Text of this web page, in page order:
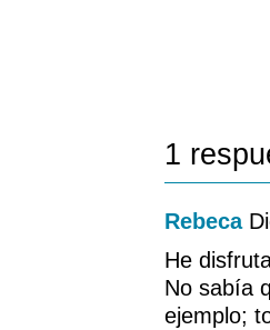
1
Rebeca
He
No sabía
ejemplo;